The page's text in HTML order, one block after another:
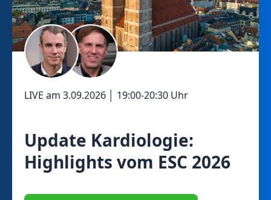
LIVE am 3.09.2026 19:00-20:30 Uhr
Update Kardiologie:
Highlights vom ESC 2026